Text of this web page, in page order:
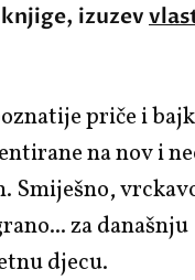
izuzev
priče i
na nov i
Smiješno,
za današnju
djecu.